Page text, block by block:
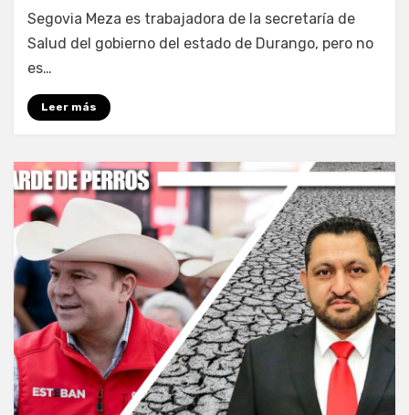
Segovia Meza es trabajadora de la secretaría de
Salud del gobierno del estado de Durango, pero no
es…
Leer más